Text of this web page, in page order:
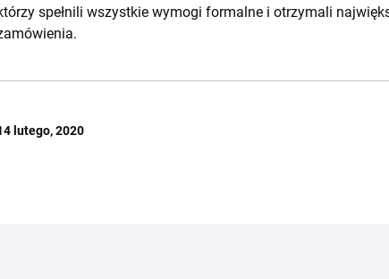
spełnili wszystkie wymogi formalne i otrzymali
lutego, 2020